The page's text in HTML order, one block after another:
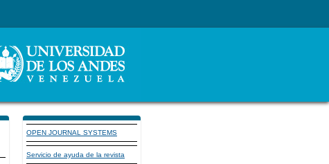
OPEN JOURNAL SYSTEMS
Servicio de ayuda de la revista